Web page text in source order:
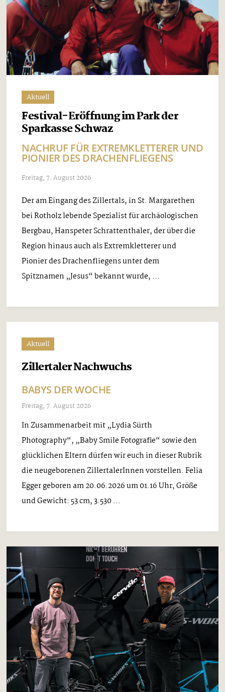
Aktuell
Festival-Eröffnung im Park der
Sparkasse Schwaz
NACHRUF FÜR EXTREMKLETTERER UND
PIONIER DES DRACHENFLIEGENS
Freitag, 7. August 2026
Der am Eingang des Zillertals, in St. Margarethen
bei Rotholz lebende Spezialist für archäologischen
Bergbau, Hanspeter Schrattenthaler, der über die
Region hinaus auch als Extremkletterer und
Pionier des Drachenfliegens unter dem
Spitznamen „Jesus“ bekannt wurde, ...
Aktuell
Zillertaler Nachwuchs
BABYS DER WOCHE
Freitag, 7. August 2026
In Zusammenarbeit mit „Lydia Sürth
Photography“, „Baby Smile Fotografie“ sowie den
glücklichen Eltern dürfen wir euch in dieser Rubrik
die neugeborenen ZillertalerInnen vorstellen. Felia
Egger geboren am 20.06.2026 um 01.16 Uhr, Größe
und Gewicht: 53 cm, 3.530 ...